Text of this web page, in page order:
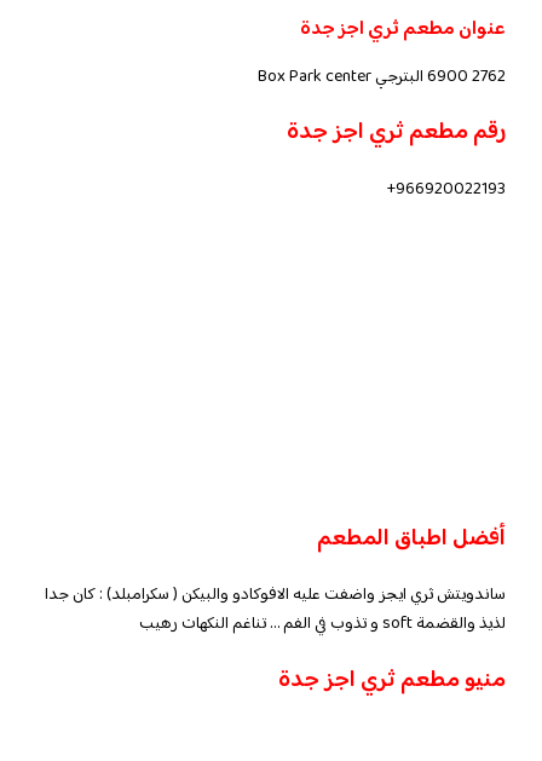
عنوان مطعم ثري اجز جدة
2762 6900 البترجي Box Park center
رقم مطعم ثري اجز جدة
966920022193+
أفضل اطباق المطعم
ساندويتش ثري ايجز واضفت عليه الافوكادو والبيكن ( سكرامبلد) : كان جدا
لذيذ والقضمة soft و تذوب في الفم … تناغم النكهات رهيب
منيو مطعم ثري اجز جدة